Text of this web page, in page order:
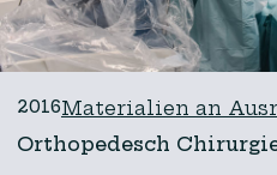
2016Materialien an
Orthopedesch